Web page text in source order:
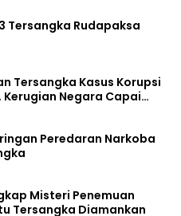
Tersangka Rudapaksa
Tersangka Kasus Korupsi
Kerugian Negara Capai
Peredaran Narkoba
Misteri Penemuan
Tersangka Diamankan